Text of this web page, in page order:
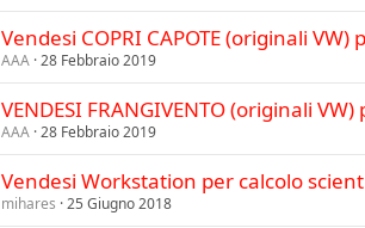
Vendesi COPRI CAPOTE (originali
AAA 28 Febbraio 2019
VENDESI FRANGIVENTO (originali
AAA 28 Febbraio 2019
Vendesi Workstation per calcolo
mihares 25 Giugno 2018